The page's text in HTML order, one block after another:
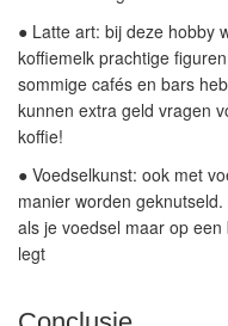
● Latte art: bij deze hobby
koffiemelk prachtige
sommige cafés en bars
kunnen extra geld vragen
koffie!
● Voedselkunst: ook met
manier worden
als je voedsel maar op
legt